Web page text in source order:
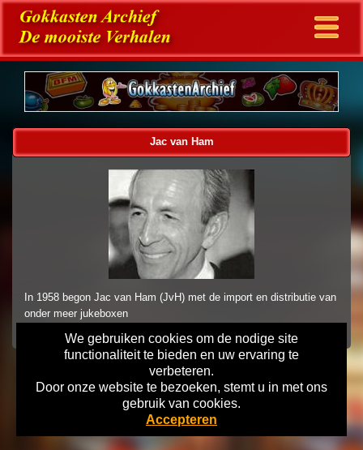
We gebruiken cookies om de nodige site
functionaliteit te bieden en uw ervaring te
verbeteren.
Door onze website te bezoeken, stemt u in met ons
gebruik van cookies.
Accepteren
Jac van Ham
In 1958 begon Jac van Ham (JvH) met de import en distributie van
onder meer jukeboxen
Home
Copyright 2026 Gokkasten-Archief.nl Lees hier alles over de Historie
Nederlandse Kansspelen